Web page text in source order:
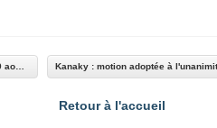
Retour à l'accueil